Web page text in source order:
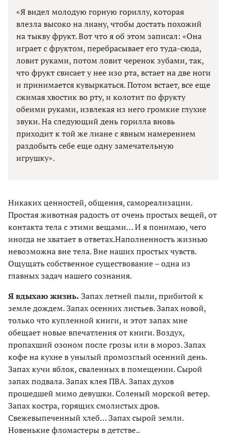
«Я видел молодую горную гориллу, которая
влезла высоко на лиану, чтобы достать похожий
на тыкву фрукт. Вот что я об этом записал: «Она
играет с фруктом, перебрасывает его туда-сюда,
ловит руками, потом ловит черенок зубами, так,
что фрукт свисает у нее изо рта, встает на две ноги
и принимается кувыркаться. Потом встает, все еще
сжимая хвостик во рту, и колотит по фрукту
обеими руками, извлекая из него громкие глухие
звуки. На следующий день горилла вновь
приходит к той же лиане с явным намерением
раздобыть себе еще одну замечательную
игрушку».
Никаких ценностей, общения, самореализации.
Простая животная радость от очень простых вещей, от
контакта тела с этими вещами… И я понимаю, чего
иногда не хватает в ответах.Наполненность жизнью
невозможна вне тела. Вне наших простых чувств.
Ощущать собственное существование – одна из
главных задач нашего сознания.
Я вдыхаю жизнь. Запах летней пыли, прибитой к
земле дождем. Запах осенних листьев. Запах новой,
только что купленной книги, и этот запах мне
обещает новые впечатления от книги. Воздух,
пропахший озоном после грозы или в мороз. Запах
кофе на кухне в унылый промозглый осенний день.
Запах кучи яблок, сваленных в помещении. Сырой
запах подвала. Запах клея ПВА. Запах духов
прошедшей мимо девушки. Соленый морской ветер.
Запах костра, горящих смолистых дров.
Свежевыпеченный хлеб… Запах сырой земли.
Новенькие фломастеры в детстве..